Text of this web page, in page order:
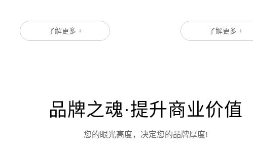
了解更多 + 了解更多 +
品牌之魂·提升商业价值
您的眼光高度，决定您的品牌厚度!